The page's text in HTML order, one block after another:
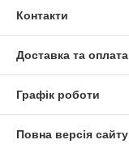
Контакти
Доставка та оплата
Графік роботи
Повна версія сайту